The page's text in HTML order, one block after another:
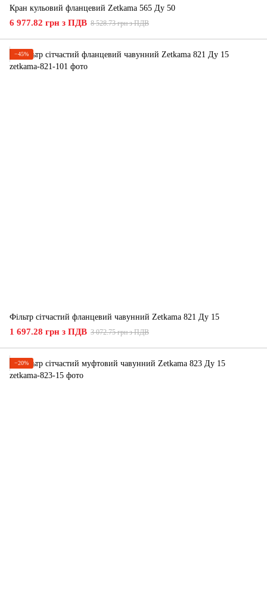
Кран кульовий фланцевий Zetkama 565 Ду 50
6 977.82 грн з ПДВ 8 528.73 грн з ПДВ
−45%
Фільтр сітчастий фланцевий чавунний Zetkama 821 Ду 15
1 697.28 грн з ПДВ 3 072.75 грн з ПДВ
−20%